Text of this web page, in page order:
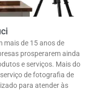
mais de 15 anos de
prosperarem ainda
e serviços. Mais do
de fotografia de
para atender às